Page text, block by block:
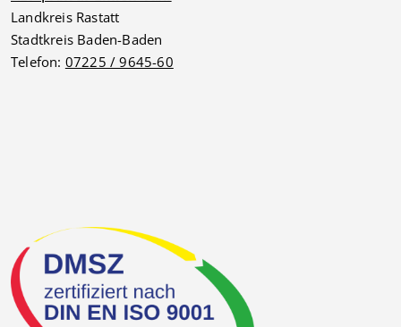
Landkreis Rastatt
Stadtkreis Baden-Baden
Telefon: 07225 / 9645-60